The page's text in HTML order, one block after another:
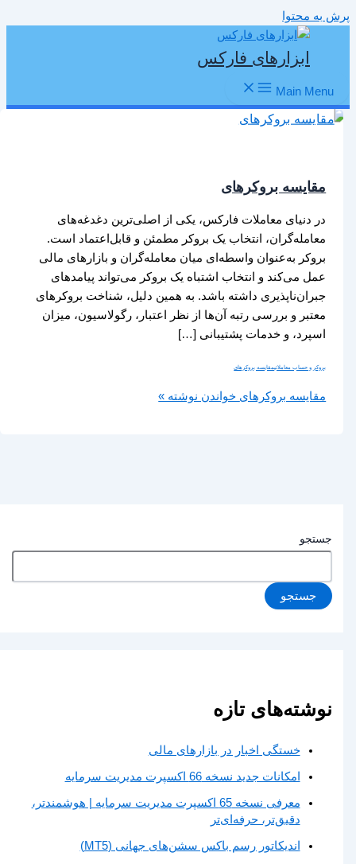
پرش به محتوا
ابزارهای فارکس
Main Menu
جستجو
جستجو
نوشته‌های تازه
خستگی اخبار در بازارهای مالی
امکانات جدید نسخه 66 اکسپرت مدیریت سرمایه
معرفی نسخه 65 اکسپرت مدیریت سرمایه | هوشمندتر،
دقیق‌تر، حرفه‌ای‌تر
اندیکاتور رسم باکس سشن‌های جهانی (MT5)
مقایسه بروکرهای
در دنیای معاملات فارکس، یکی از اصلی‌ترین دغدغه‌های
معامله‌گران، انتخاب یک بروکر مطمئن و قابل‌اعتماد است.
بروکر به‌عنوان واسطه‌ای میان معامله‌گران و بازارهای مالی
عمل می‌کند و انتخاب اشتباه یک بروکر می‌تواند پیامدهای
جبران‌ناپذیری داشته باشد. به همین دلیل، شناخت بروکرهای
معتبر و بررسی رتبه آن‌ها از نظر اعتبار، رگولاسیون، میزان
اسپرد، و خدمات پشتیبانی […]
بروکر و حساب معاملاتیمقایسه بروکرهای
مقایسه بروکرهایخواندن نوشته »